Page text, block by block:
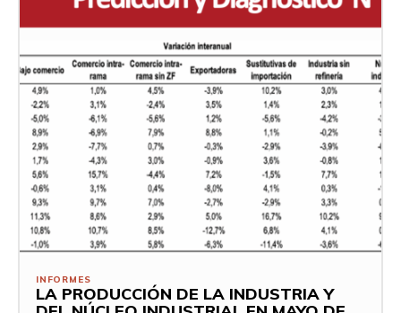
INFORMES
LA PRODUCCIÓN DE LA INDUSTRIA Y